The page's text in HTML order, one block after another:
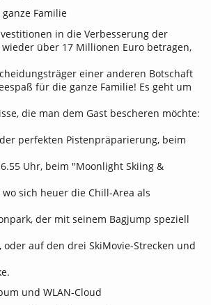
Familie
in die Verbesserung der
über 17 Millionen Euro betragen,
einer anderen Botschaft
für die ganze Familie! Es geht um
die man dem Gast bescheren möchte:
perfekten Pistenpräparierung, beim
Uhr, beim "Moonlight Skiing &
sich heuer die Chill-Area als
der mit seinem Bagjump speziell
auf den drei SkiMovie-Strecken und
und WLAN-Cloud